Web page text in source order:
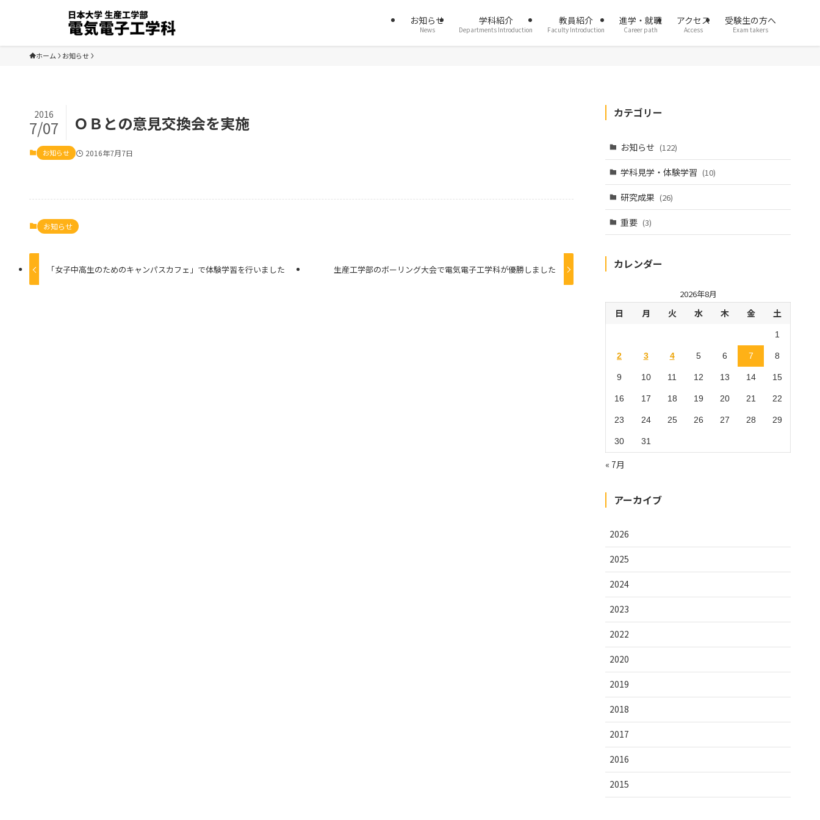
お知らせ
News
学科紹介
Departments Introduction
教員紹介
Faculty Introduction
進学・就職
Career path
アクセス
Access
受験生の方へ
Exam takers
ホーム お知らせ
ＯＢとの意見交換会を実施
2016
7/07
お知らせ 2016年7月7日
お知らせ
「女子中高生のためのキャンパスカフェ」で体験学習を行いました 生産工学部のボーリング大会で電気電子工学科が優勝しました
カテゴリー
お知らせ (122)
学科見学・体験学習 (10)
研究成果 (26)
重要 (3)
カレンダー
2026年8月
日 月 火 水 木 金 土
1
2 3 4 5 6 7 8
9 10 11 12 13 14 15
16 17 18 19 20 21 22
23 24 25 26 27 28 29
30 31
« 7月
アーカイブ
2026
2025
2024
2023
2022
2020
2019
2018
2017
2016
2015